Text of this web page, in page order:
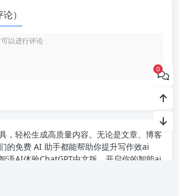
）
，轻松生成高质量内容。无论是文章、博客
的免费 AI 助手都能帮助你提升写作效ai
语AI体验ChatGPT中文版 ，开启你的智能ai
0